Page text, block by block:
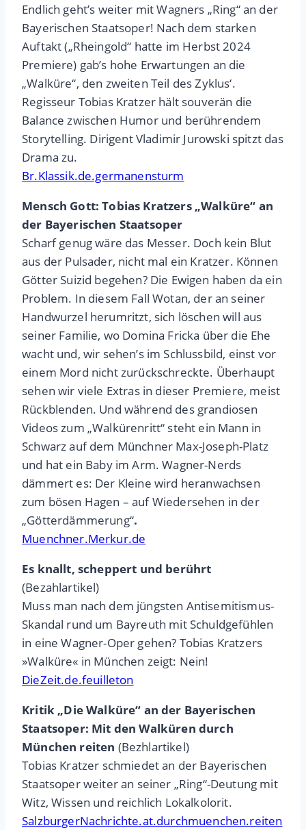
Endlich geht’s weiter mit Wagners „Ring“ an der
Bayerischen Staatsoper! Nach dem starken
Auftakt („Rheingold“ hatte im Herbst 2024
Premiere) gab’s hohe Erwartungen an die
„Walküre“, den zweiten Teil des Zyklus‘.
Regisseur Tobias Kratzer hält souverän die
Balance zwischen Humor und berührendem
Storytelling. Dirigent Vladimir Jurowski spitzt das
Drama zu.
Br.Klassik.de.germanensturm
Mensch Gott: Tobias Kratzers „Walküre“ an
der Bayerischen Staatsoper
Scharf genug wäre das Messer. Doch kein Blut
aus der Pulsader, nicht mal ein Kratzer. Können
Götter Suizid begehen? Die Ewigen haben da ein
Problem. In diesem Fall Wotan, der an seiner
Handwurzel herumritzt, sich löschen will aus
seiner Familie, wo Domina Fricka über die Ehe
wacht und, wir sehen’s im Schlussbild, einst vor
einem Mord nicht zurückschreckte. Überhaupt
sehen wir viele Extras in dieser Premiere, meist
Rückblenden. Und während des grandiosen
Videos zum „Walkürenritt“ steht ein Mann in
Schwarz auf dem Münchner Max-Joseph-Platz
und hat ein Baby im Arm. Wagner-Nerds
dämmert es: Der Kleine wird heranwachsen
zum bösen Hagen – auf Wiedersehen in der
„Götterdämmerung“.
Muenchner.Merkur.de
Es knallt, scheppert und berührt
(Bezahlartikel)
Muss man nach dem jüngsten Antisemitismus-
Skandal rund um Bayreuth mit Schuldgefühlen
in eine Wagner-Oper gehen? Tobias Kratzers
»Walküre« in München zeigt: Nein!
DieZeit.de.feuilleton
Kritik „Die Walküre“ an der Bayerischen
Staatsoper: Mit den Walküren durch
München reiten (Bezhlartikel)
Tobias Kratzer schmiedet an der Bayerischen
Staatsoper weiter an seiner „Ring“-Deutung mit
Witz, Wissen und reichlich Lokalkolorit.
SalzburgerNachrichte.at.durchmuenchen.reiten